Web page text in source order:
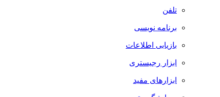
تلفن
برنامه نویسی
بازیابی اطلاعات
ابزار رجیستری
ابزارهای مفید